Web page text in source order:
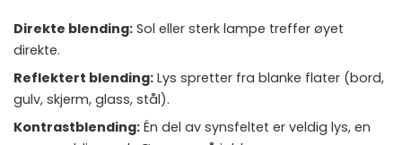
Direkte blending: Sol eller sterk lampe treffer øyet
direkte.
Reflektert blending: Lys spretter fra blanke flater (bord,
gulv, skjerm, glass, stål).
Kontrastblending: Én del av synsfeltet er veldig lys, en